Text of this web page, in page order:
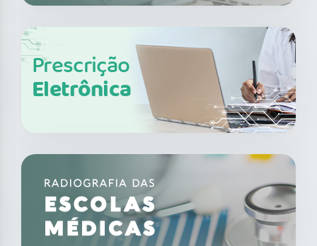
Prescrição
Eletrônica